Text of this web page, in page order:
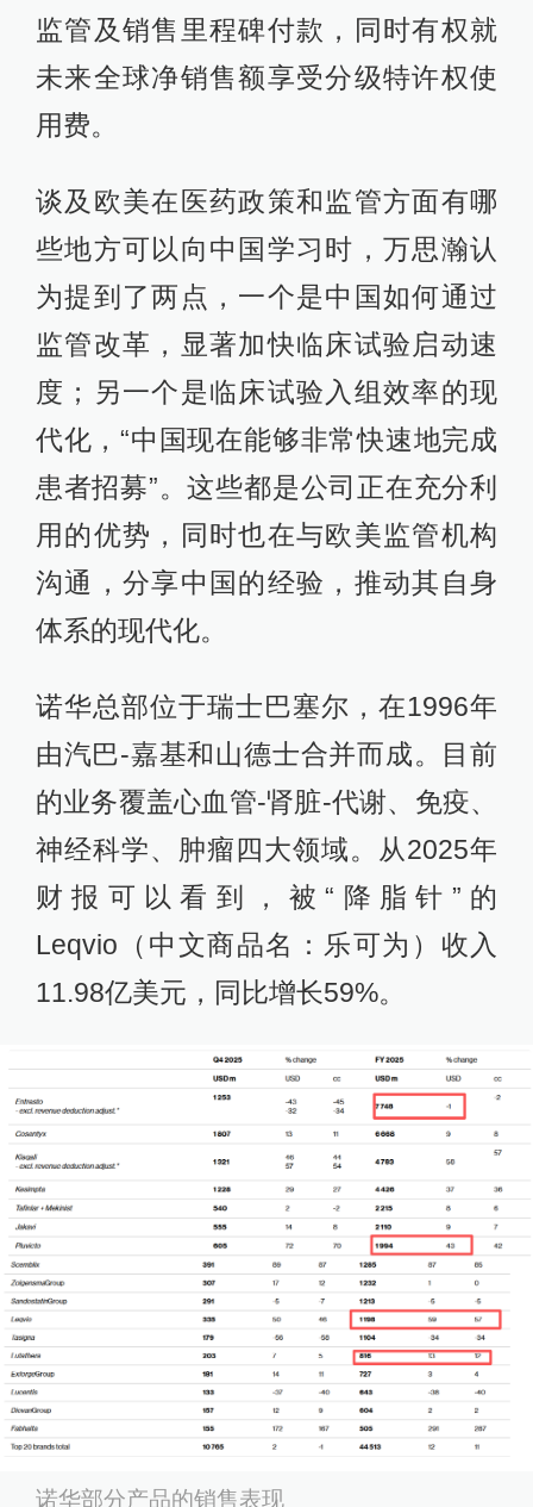
监管及销售里程碑付款，同时有权就
未来全球净销售额享受分级特许权使
用费。
谈及欧美在医药政策和监管方面有哪
些地方可以向中国学习时，万思瀚认
为提到了两点，一个是中国如何通过
监管改革，显著加快临床试验启动速
度；另一个是临床试验入组效率的现
代化，“中国现在能够非常快速地完成
患者招募”。这些都是公司正在充分利
用的优势，同时也在与欧美监管机构
沟通，分享中国的经验，推动其自身
体系的现代化。
诺华总部位于瑞士巴塞尔，在1996年
由汽巴-嘉基和山德士合并而成。目前
的业务覆盖心血管-肾脏-代谢、免疫、
神经科学、肿瘤四大领域。从2025年
财报可以看到，被“降脂针”的
Leqvio（中文商品名：乐可为）收入
11.98亿美元，同比增长59%。
诺华部分产品的销售表现